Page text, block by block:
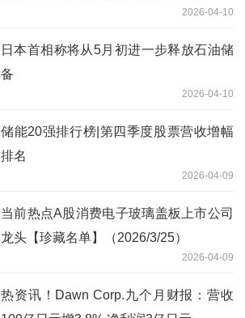
2026-04-10
日本首相称将从5月初进一步释放石油储
备
2026-04-10
储能20强排行榜|第四季度股票营收增幅
排名
2026-04-09
当前热点A股消费电子玻璃盖板上市公司
龙头【珍藏名单】（2026/3/25）
2026-04-09
热资讯！Dawn Corp.九个月财报：营收